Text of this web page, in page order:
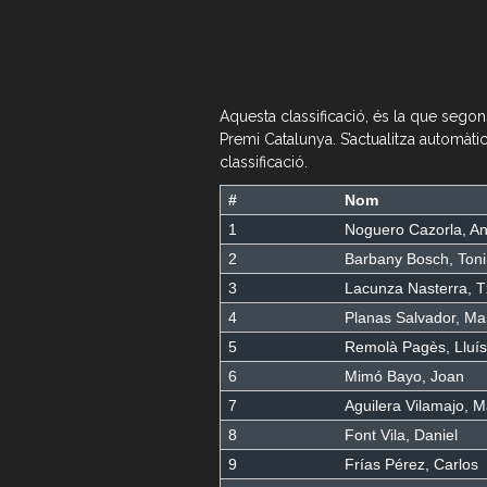
Aquesta classificació, és la que
Premi Catalunya. S’actualitza
classificació.
#
Nom
1
Noguero Cazorla,
2
Barbany Bosch, Toni
3
Lacunza Nasterra,
4
Planas Salvador,
5
Remolà Pagès, Lluís
6
Mimó Bayo, Joan
7
Aguilera Vilamajo,
8
Font Vila, Daniel
9
Frías Pérez, Carlos